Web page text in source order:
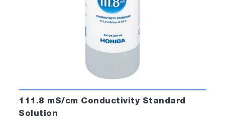
111.8 mS/cm Conductivity Standard
Solution